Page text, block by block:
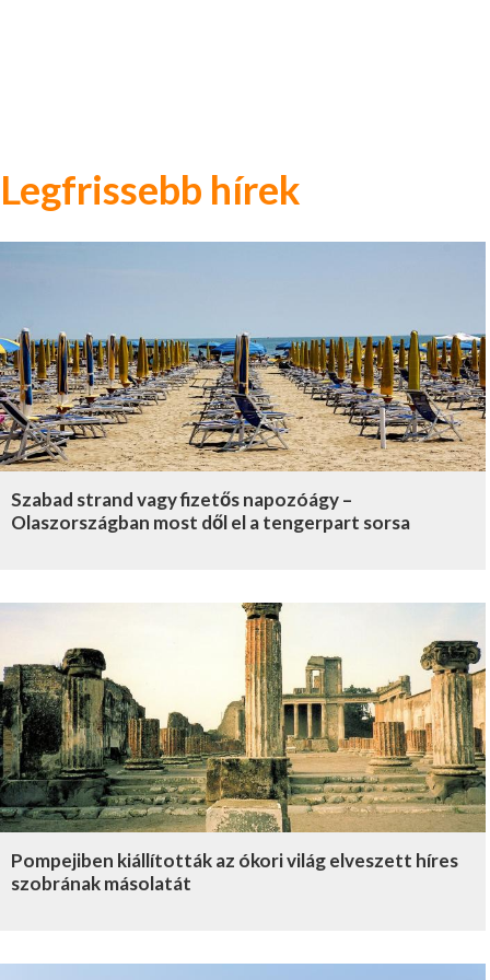
Legfrissebb hírek
Szabad strand vagy fizetős napozóágy –
Olaszországban most dől el a tengerpart sorsa
Pompejiben kiállították az ókori világ elveszett híres
szobrának másolatát